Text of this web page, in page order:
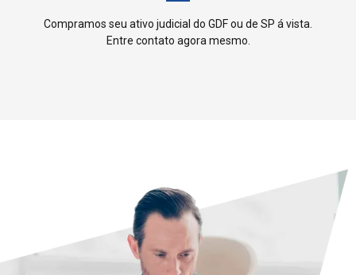
0
89
Compramos seu ativo judicial do GDF ou de SP á vista.
Entre contato agora mesmo.